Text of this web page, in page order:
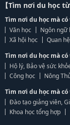
【Tìm nơi du học
Tìm nơi du học mà
Văn học
Ngôn ngữ
Xã hội học
Quan
Tìm nơi du học mà
Hộ lý, Bảo vệ sức
Công học
Nông
Tìm nơi du học mà
Đào tạo giảng viên,
Khoa học tổng hợp